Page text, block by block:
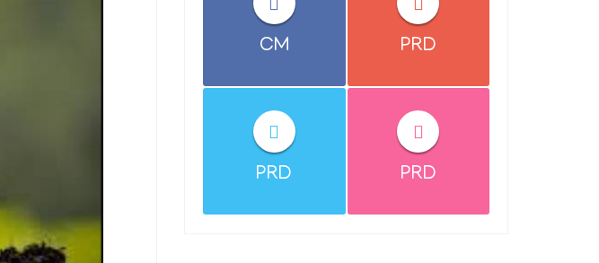
CM PRD
PRD PRD